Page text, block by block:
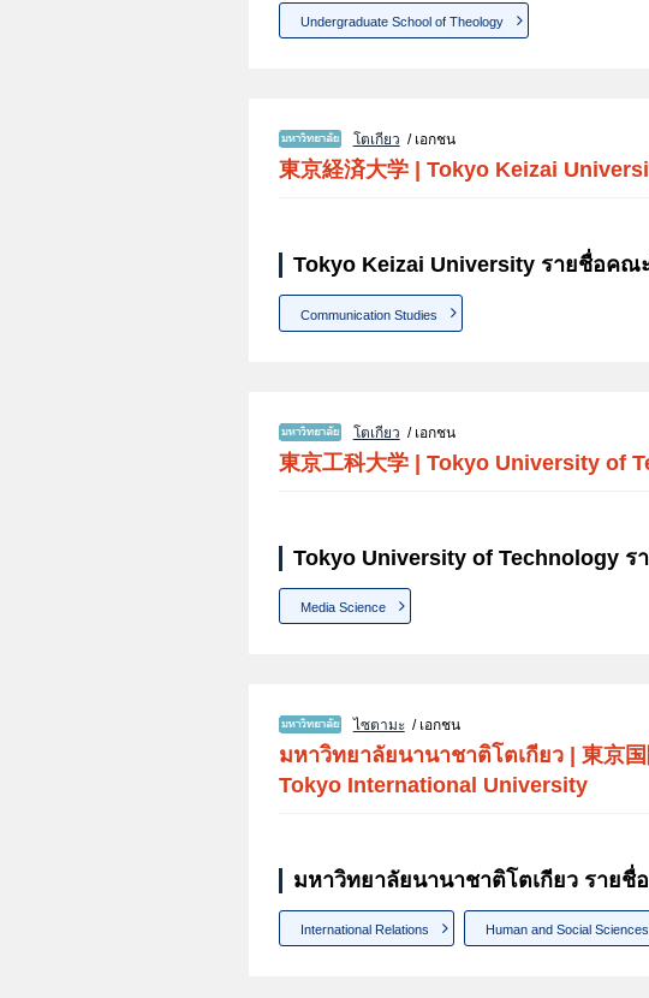
Undergraduate School of Theology
โตเกียว / เอกชน
東京経済大学 Tokyo Keizai
Tokyo Keizai University รายชื่อคณ
Communication Studies
โตเกียว / เอกชน
東京工科大学 | Tokyo University of
Tokyo University of Technology
Media Science
ไซตามะ/ เอกชน
มหาวิทยาลัยนานาชาติโตเกียว | 東京
Tokyo International University
มหาวิทยาลัยนานาชาติโตเกียว รายชื่
International Relations Human and Social Sciences